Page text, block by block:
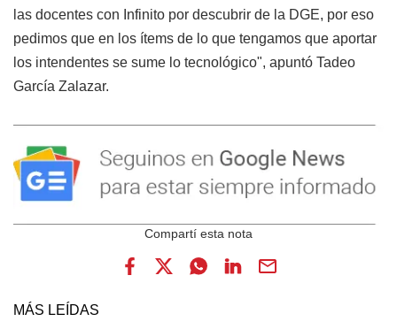
las docentes con Infinito por descubrir de la DGE, por eso
pedimos que en los ítems de lo que tengamos que aportar
los intendentes se sume lo tecnológico", apuntó Tadeo
García Zalazar.
MÁS LEÍDAS